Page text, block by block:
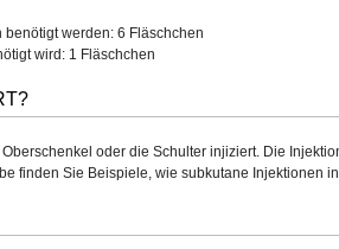
werden: 6 Fläschchen
wird: 1 Fläschchen
oder die Schulter injiziert. Die
finden Sie Beispiele, wie subkutane Injektionen